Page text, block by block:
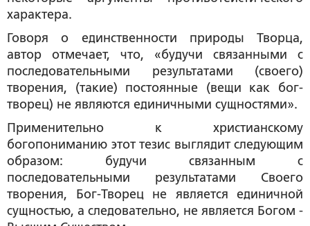
характера.
Говоря о единственности природы Творца,
автор отмечает, что, «будучи связанными с
последовательными результатами (своего)
творения, (такие) постоянные (вещи как бог-
творец) не являются единичными сущностями».
Применительно к христианскому
богопониманию этот тезис выглядит следующим
образом: будучи связанным с
последовательными результатами Своего
творения, Бог-Творец не является единичной
сущностью, а следовательно, не является Богом -